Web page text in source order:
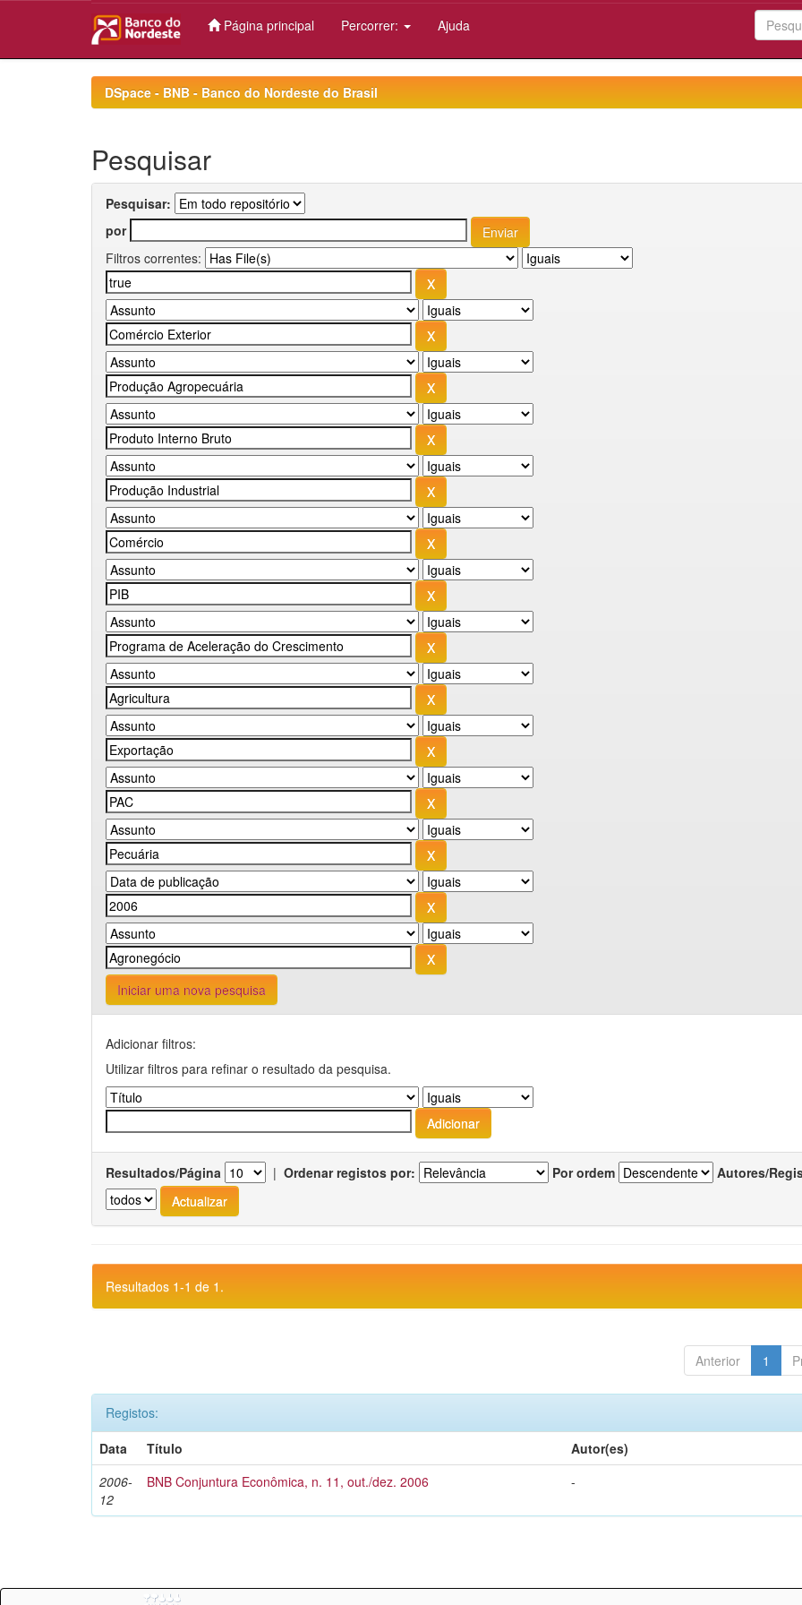
Página principal Percorrer: Ajuda
DSpace - BNB - Banco do Nordeste do Brasil
Pesquisar
Pesquisar:
por
Filtros correntes:
Iniciar uma nova pesquisa
Adicionar filtros:
Utilizar filtros para refinar o resultado da pesquisa.
Resultados/Página | Ordenar registos por: Por ordem Autores/
Resultados 1-1 de 1.
Anterior 1
Registos:
Data
Título
Autor(es)
2006-
12
BNB Conjuntura Econômica, n. 11, out./dez. 2006 -